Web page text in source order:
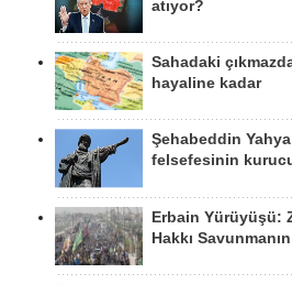
atıyor?
Sahadaki
hayaline kadar
Şehabeddin
felsefesinin
Erbain Yürüyüşü:
Hakkı